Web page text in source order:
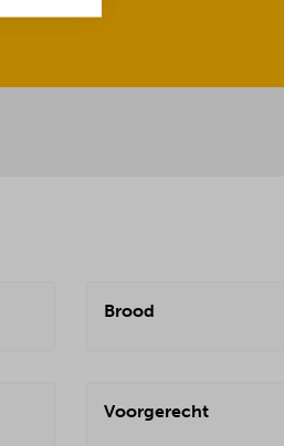
Brood
Voorgerecht